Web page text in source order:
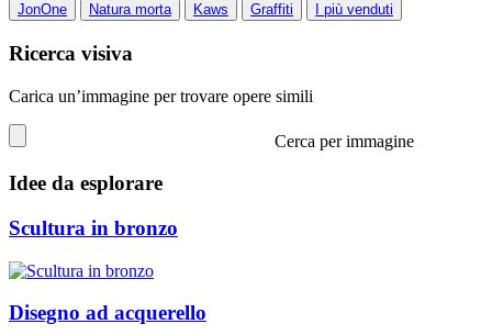
JonOne
Natura morta Kaws Graffiti I più venduti
Ricerca visiva
Carica un’immagine per trovare opere simili
Cerca per immagine
Idee da esplorare
Scultura in bronzo
Disegno ad acquerello